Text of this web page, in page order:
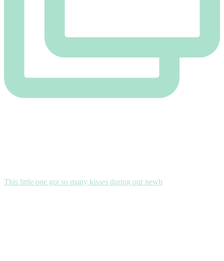
This little one got so many kisses during our newb